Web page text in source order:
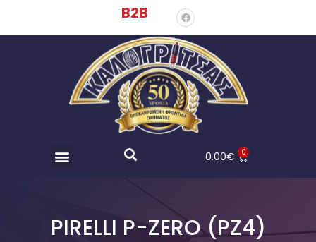
B2B
0.00€ 0
PIRELLI P-ZERO (PZ4)